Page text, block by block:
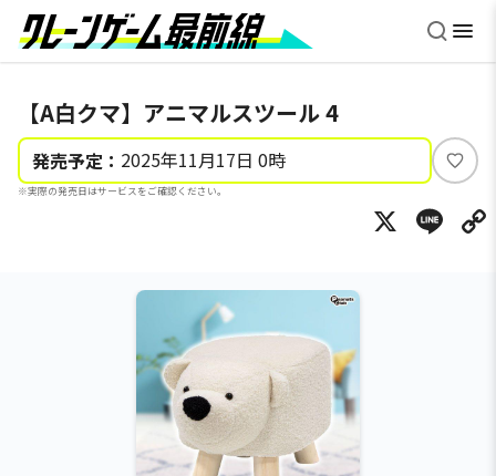
【A白クマ】アニマルスツール 4
発売予定： 2025年11月17日 0時
※実際の発売日はサービスをご確認ください。
い
ね
X